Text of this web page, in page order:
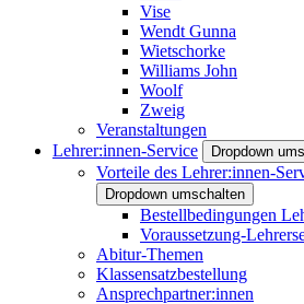
Vise
Wendt Gunna
Wietschorke
Williams John
Woolf
Zweig
Veranstaltungen
Lehrer:innen-Service
Dropdown
Vorteile des Lehrer:innen-
Dropdown umschalten
Bestellbedingungen
Voraussetzung-
Abitur-Themen
Klassensatzbestellung
Ansprechpartner:innen